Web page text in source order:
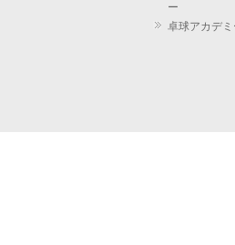
ー
卓球アカデ